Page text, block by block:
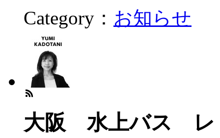
Category： お知らせ
大阪 水上バス レ